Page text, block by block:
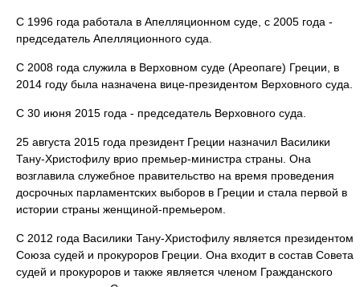
С 1996 года работала в Апелляционном суде, с 2005 года -
председатель Апелляционного суда.
С 2008 года служила в Верховном суде (Ареопаге) Греции, в
2014 году была назначена вице-президентом Верховного суда.
С 30 июня 2015 года - председатель Верховного суда.
25 августа 2015 года президент Греции назначил Василики
Тану-Христофилу врио премьер-министра страны. Она
возглавила служебное правительство на время проведения
досрочных парламентских выборов в Греции и стала первой в
истории страны женщиной-премьером.
С 2012 года Василики Тану-Христофилу является президентом
Союза судей и прокуроров Греции. Она входит в состав Совета
судей и прокуроров и также является членом Гражданского